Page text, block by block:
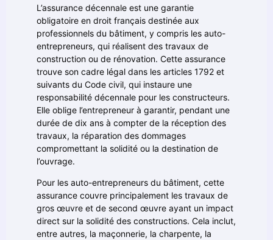
L’assurance décennale est une garantie
obligatoire en droit français destinée aux
professionnels du bâtiment, y compris les auto-
entrepreneurs, qui réalisent des travaux de
construction ou de rénovation. Cette assurance
trouve son cadre légal dans les articles 1792 et
suivants du Code civil, qui instaure une
responsabilité décennale pour les constructeurs.
Elle oblige l’entrepreneur à garantir, pendant une
durée de dix ans à compter de la réception des
travaux, la réparation des dommages
compromettant la solidité ou la destination de
l’ouvrage.
Pour les auto-entrepreneurs du bâtiment, cette
assurance couvre principalement les travaux de
gros œuvre et de second œuvre ayant un impact
direct sur la solidité des constructions. Cela inclut,
entre autres, la maçonnerie, la charpente, la